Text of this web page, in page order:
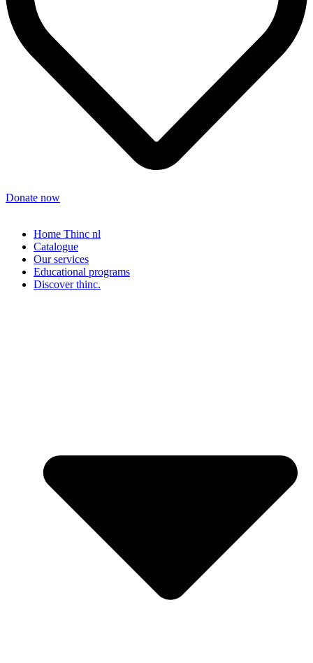
Donate now
Home Thinc nl
Catalogue
Our services
Educational programs
Discover thinc.